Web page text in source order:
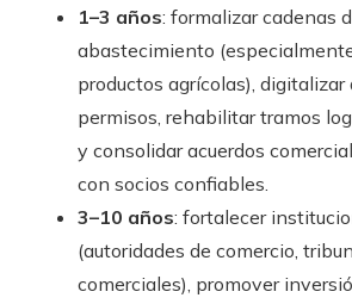
1–3 años: formalizar cadenas
abastecimiento
productos agrícolas), digitalizar
permisos, rehabilitar tramos
y consolidar acuerdos
con socios confiables.
3–10 años: fortalecer
(autoridades de comercio,
comerciales), promover